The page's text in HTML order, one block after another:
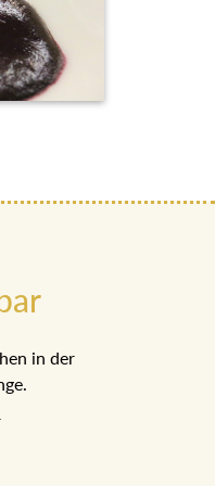
in der